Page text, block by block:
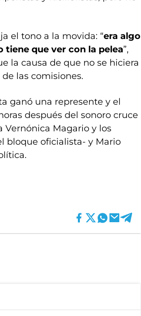
el tono a la movida: “era algo
tiene que ver con la pelea”,
la causa de que no se hiciera
las comisiones.
ganó una represente y el
después del sonoro cruce
Vernónica Magario y los
bloque oficialista- y Mario